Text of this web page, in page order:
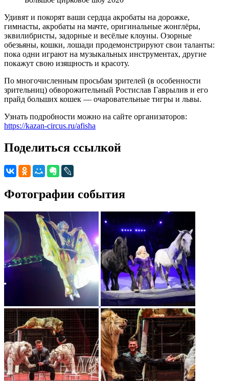
Удивят и покорят ваши сердца акробаты на дорожке,
гимнасты, акробаты на мачте, оригинальные жонглёры,
эквилибристы, задорные и весёлые клоуны. Озорные
обезьяны, кошки, лошади продемонстрируют свои таланты:
пока одни играют на музыкальных инструментах, другие
покажут свою изящность и красоту.
По многочисленным просьбам зрителей (в особенности
зрительниц) обворожительный Ростислав Гаврылив и его
прайд больших кошек — очаровательные тигры и львы.
Узнать подробности можно на сайте организаторов:
https://kazan-circus.ru/afisha
Поделиться ссылкой
Фотографии события